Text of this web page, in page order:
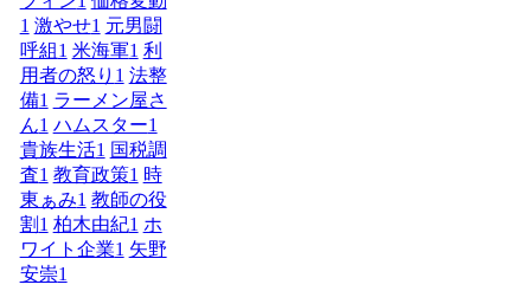
1 激やせ1 元男闘
呼組1 米海軍1 利
用者の怒り 1 法整
備1 ラーメン屋さ
ん1 ハムスター1
貴族生活1 国税調
査1 教育政策1 時
東ぁみ1 教師の役
割 1 柏木由紀1 ホ
ワイト企業1 矢野
安崇1